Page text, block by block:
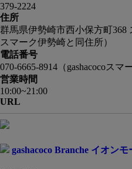
379-2224
住所
群馬県伊勢崎市西小保方町368
スマーク伊勢崎と同住所）
電話番号
070-6665-8914（gashacocoスマ
営業時間
10:00~21:00
URL
gashacoco Branche イオンモ